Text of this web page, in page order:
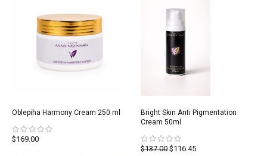
Oblepiha Harmony Cream 250 ml
$169.00
15%
Bright Skin Anti Pigmentation
Cream 50ml
$137.00 $116.45